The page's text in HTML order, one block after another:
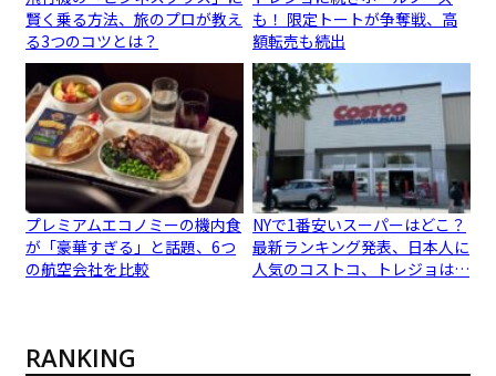
賢く乗る方法、旅のプロが教え
る3つのコツとは？
も！ 限定トートが争奪戦、高
額転売も続出
プレミアムエコノミーの機内食
が「豪華すぎる」と話題、6つ
の航空会社を比較
NYで1番安いスーパーはどこ？
最新ランキング発表、日本人に
人気のコストコ、トレジョは…
RANKING